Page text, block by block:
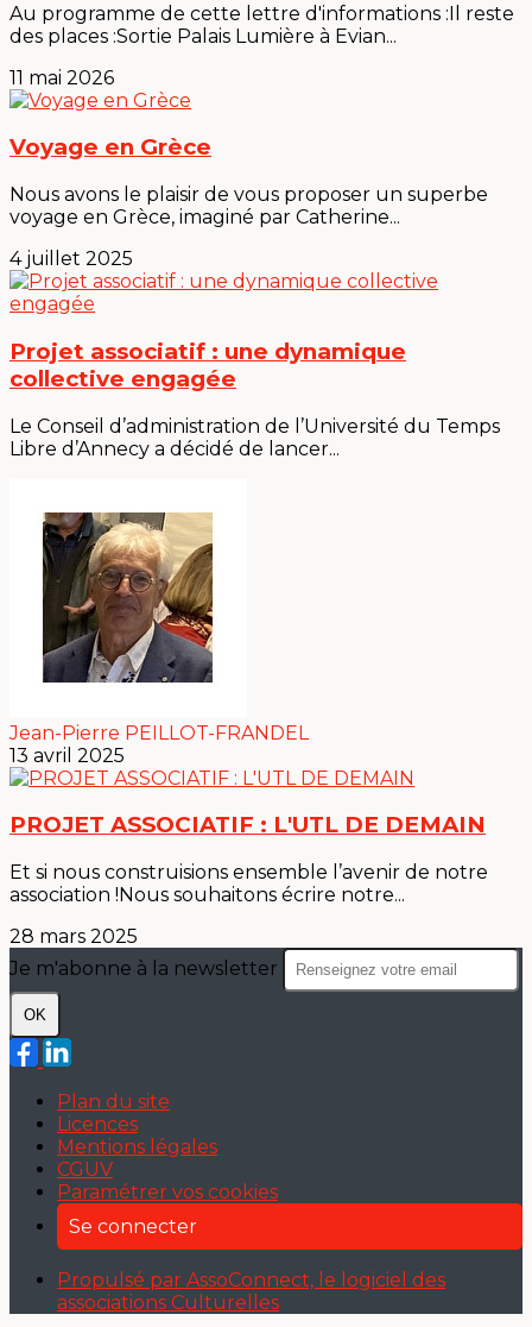
Au programme de cette lettre d'informations :Il reste
des places :Sortie Palais Lumière à Evian...
11 mai 2026
Voyage en Grèce
Nous avons le plaisir de vous proposer un superbe
voyage en Grèce, imaginé par Catherine...
4 juillet 2025
Projet associatif : une dynamique
collective engagée
Le Conseil d’administration de l’Université du Temps
Libre d’Annecy a décidé de lancer...
Jean-Pierre PEILLOT-FRANDEL
13 avril 2025
PROJET ASSOCIATIF : L'UTL DE DEMAIN
Et si nous construisions ensemble l’avenir de notre
association !Nous souhaitons écrire notre...
28 mars 2025
Je m'abonne à la newsletter
OK
Plan du site
Licences
Mentions légales
CGUV
Paramétrer vos cookies
Se connecter
Propulsé par AssoConnect, le logiciel des
associations Culturelles